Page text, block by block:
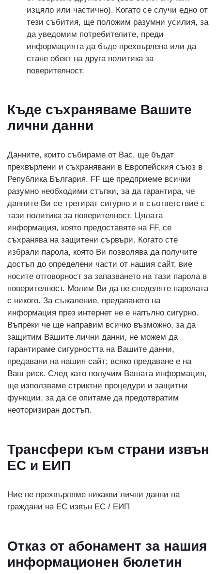
изцяло или частично). Когато се случи едно от
тези събития, ще положим разумни усилия, за
да уведомим потребителите, преди
информацията да бъде прехвърлена или да
стане обект на друга политика за
поверителност.
Къде съхраняваме Вашите
лични данни
Данните, които събираме от Вас, ще бъдат
прехвърлени и съхранявани в Европейския съюз в
Република България. FF ще предприеме всички
разумно необходими стъпки, за да гарантира, че
данните Ви се третират сигурно и в съответствие с
тази политика за поверителност. Цялата
информация, която предоставяте на FF, се
съхранява на защитени сървъри. Когато сте
избрали парола, която Ви позволява да получите
достъп до определени части от нашия сайт, вие
носите отговорност за запазването на тази парола в
поверителност. Молим Ви да не споделяте паролата
с никого. За съжаление, предаването на
информация през интернет не е напълно сигурно.
Въпреки че ще направим всичко възможно, за да
защитим Вашите лични данни, не можем да
гарантираме сигурността на Вашите данни,
предавани на нашия сайт; всяко предаване е на
Ваш риск. След като получим Вашата информация,
ще използваме стриктни процедури и защитни
функции, за да се опитаме да предотвратим
неоторизиран достъп.
Трансфери към страни извън
ЕС и ЕИП
Ние не прехвърляме никакви лични данни на
граждани на ЕС извън ЕС / ЕИП
Отказ от абонамент за нашия
информационен бюлетин